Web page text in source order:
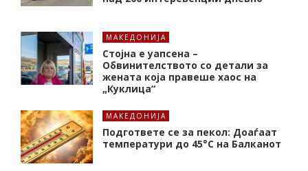
МАКЕДОНИЈА
Стојна е уапсена –
Обвинителството со детали за
жената која правеше хаос на
„Куклица“
МАКЕДОНИЈА
Подгответе се за пекол: Доаѓаат
температури до 45°C на Балканот